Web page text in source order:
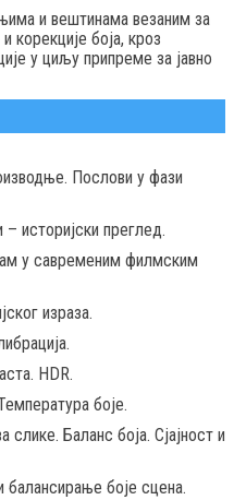
и вештинама везаним за
корекције боја, кроз
у циљу припреме за јавно
Послови у фази
историјски преглед.
у савременим филмским
израза.
HDR.
боје.
слике. Баланс боја. Сјајност и
балансирање боје сцена.